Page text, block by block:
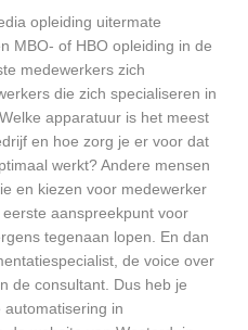
opleiding uitermate
MBO- of HBO opleiding in de
medewerkers zich
die zich specialiseren in
apparatuur is het meest
en hoe zorg je er voor dat
werkt? Andere mensen
en kiezen voor medewerker
aanspreekpunt voor
tegenaan lopen. En dan
de voice over
de consultant. Dus heb je
in